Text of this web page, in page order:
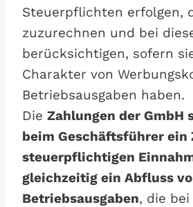
Steuerpflichten erfolgen,
zuzurechnen und bei
berücksichtigen, sofern
Charakter von
Betriebsausgaben haben.
Die Zahlungen der GmbH
beim Geschäftsführer ein
steuerpflichtigen
gleichzeitig ein Abfluss
Betriebsausgaben, die